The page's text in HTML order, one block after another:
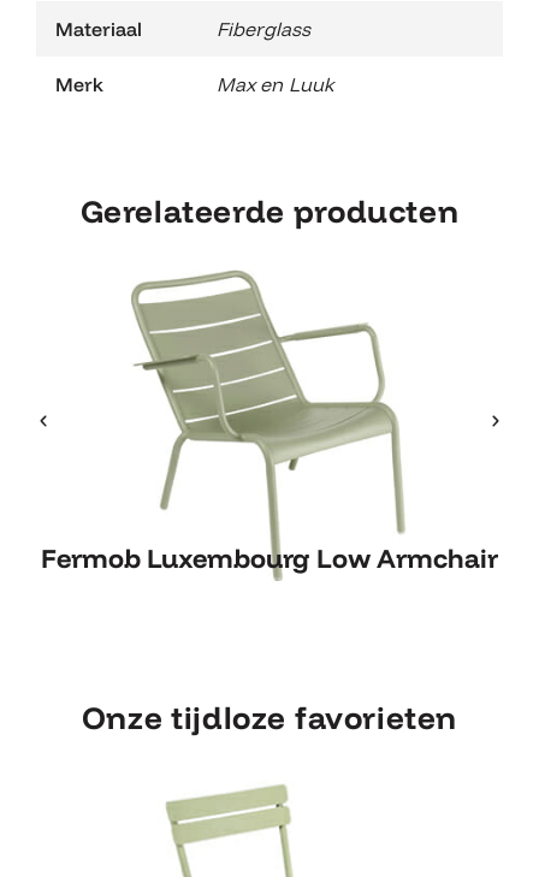
Materiaal Fiberglass
Merk Max en Luuk
Gerelateerde producten
Fermob Luxembourg Low Armchair
Fermob Luxembourg Low
Armchair
Onze tijdloze favorieten